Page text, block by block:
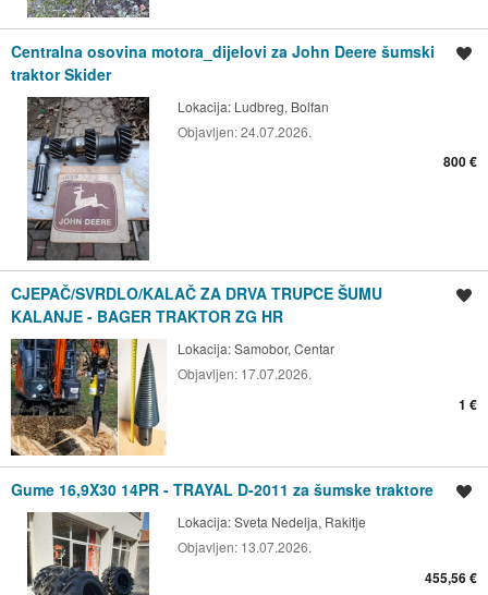
Centralna osovina motora_dijelovi za John Deere šumski
traktor Skider
Lokacija: Ludbreg, Bolfan
Objavljen:24.07.2026.
800 €
CJEPAČ/SVRDLO/KALAČ ZA DRVA TRUPCE ŠUMU
KALANJE - BAGER TRAKTOR ZG HR
Lokacija:Samobor, Centar
Objavljen: 17.07.2026.
1 €
Gume 16,9X30 14PR - TRAYAL D-2011 za šumske traktore
Lokacija:Sveta Nedelja, Rakitje
Objavljen: 13.07.2026.
455,56 €